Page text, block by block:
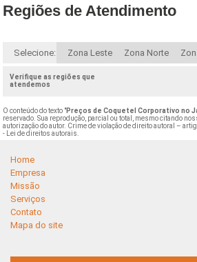
Regiões de Atendimento
Selecione: Zona Leste Zona Norte
Verifique as regiões que
atendemos
O conteúdo do texto "Preços de Coquetel Corporativo no
reservado. Sua reprodução, parcial ou total, mesmo citando
autorização do autor. Crime de violação de direito autoral –
- Lei de direitos autorais
Home
Empresa
Missão
Serviços
Contato
Mapa do site